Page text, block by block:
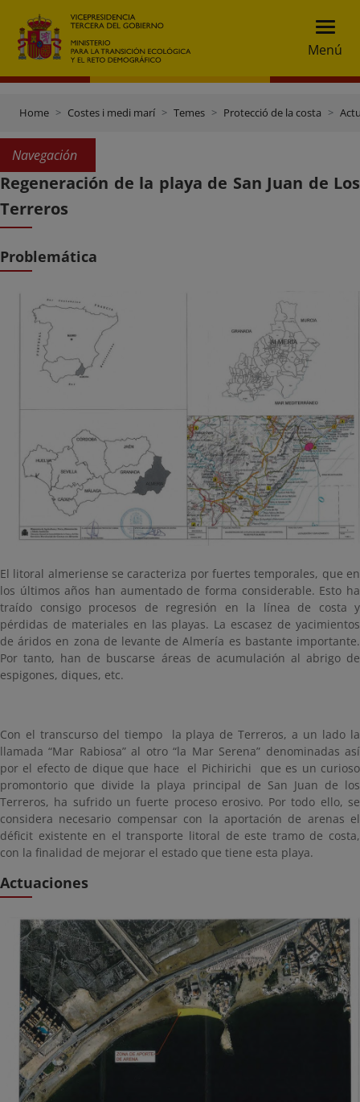
Menú
Home Costes i medi marí Temes Protecció de la costa
Navegación
Regeneración de la playa de San Juan de Los
Terreros
Problemática
El litoral almeriense se caracteriza por fuertes temporales, que en
los últimos años han aumentado de forma considerable. Esto ha
traído consigo procesos de regresión en la línea de costa y
pérdidas de materiales en las playas. La escasez de yacimientos
de áridos en zona de levante de Almería es bastante importante.
Por tanto, han de buscarse áreas de acumulación al abrigo de
espigones, diques, etc.
Con el transcurso del tiempo la playa de Terreros, a un lado la
llamada “Mar Rabiosa” al otro “la Mar Serena” denominadas así
por el efecto de dique que hace el Pichirichi que es un curioso
promontorio que divide la playa principal de San Juan de los
Terreros, ha sufrido un fuerte proceso erosivo. Por todo ello, se
considera necesario compensar con la aportación de arenas el
déficit existente en el transporte litoral de este tramo de costa,
con la finalidad de mejorar el estado que tiene esta playa.
Actuaciones